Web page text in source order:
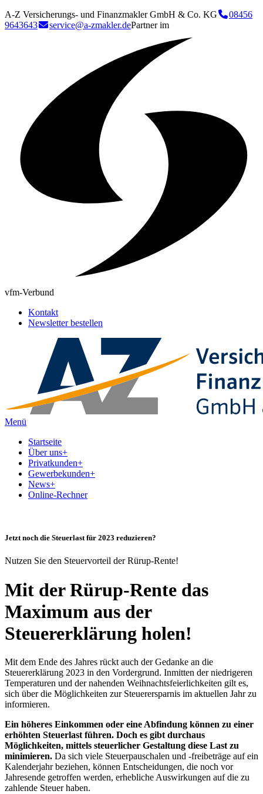
A-Z Versicherungs- und Finanzmakler GmbH & Co. KG
08456
9643643
service@a-zmakler.dePartner im
vfm-Verbund
Kontakt
Newsletter bestellen
Menü
Startseite
Über uns+
Privatkunden+
Gewerbekunden+
News+
Online-Rechner
Jetzt noch die Steuerlast für 2023 reduzieren?
Nutzen Sie den Steuervorteil der Rürup-Rente!
Mit der Rürup-Rente das
Maximum aus der
Steuererklärung holen!
Mit dem Ende des Jahres rückt auch der Gedanke an die
Steuererklärung 2023 in den Vordergrund. Inmitten der niedrigeren
Temperaturen und der nahenden Weihnachtsfeierlichkeiten gilt es,
sich über die Möglichkeiten zur Steuerersparnis im aktuellen Jahr zu
informieren.
Ein höheres Einkommen oder eine Abfindung können zu einer
erhöhten Steuerlast führen. Doch es gibt durchaus
Möglichkeiten, mittels steuerlicher Gestaltung diese Last zu
minimieren. Da sich viele Steuerpauschalen und -freibeträge auf ein
Kalenderjahr beziehen, können Entscheidungen, die noch vor
Jahresende getroffen werden, erhebliche Auswirkungen auf die zu
zahlende Steuer haben.